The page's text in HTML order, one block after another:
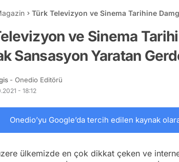
Türk Televizyon ve Sinema Tarihine
ve Sinema
Sansasyon Yaratan
- Onedio Editörü
- 18:12
Onedio’yu Google’da tercih edilen kaynak
ülkemizde en çok dikkat çeken ve